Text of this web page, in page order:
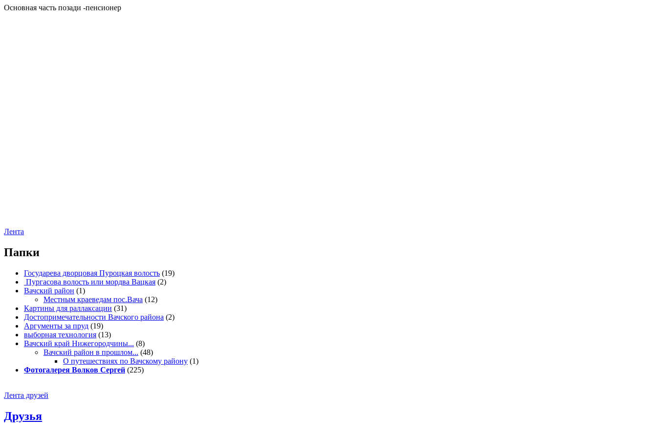
Основная часть позади -пенсионер
Лента
Папки
Государева дворцовая Пуроцкая волость (19)
Пургасова волость или мордва Вацкая (2)
Вачский район (1)
Местным краеведам пос.Вача (12)
Картины для раллаксации (31)
Достопримечательности Вачского района (2)
Аргументы за пруд (19)
выборная технология (13)
Вачский край Нижегородчины... (8)
Вачский район в прошлом... (48)
О путешествиях по Вачскому району (1)
Фотогалерея Волков Сергей (225)
Лента друзей
Друзья